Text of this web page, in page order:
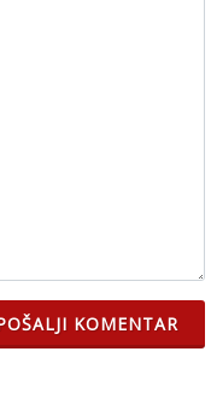
KOMENTAR